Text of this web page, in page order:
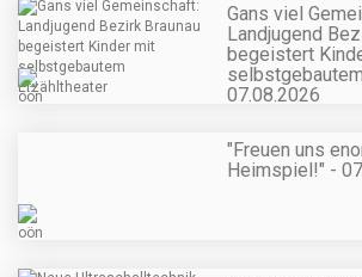
Gans viel
Landjugend
begeistert
07.08.2026
"Freuen uns
Heimspiel!" -